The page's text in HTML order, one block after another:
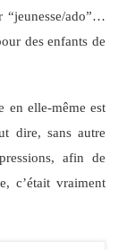
“jeunesse/ado”…
des enfants de
en elle-même est
dire, sans autre
afin de
c’était vraiment